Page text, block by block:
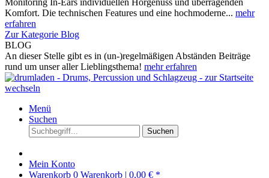
Monitoring In-Ears individuellen Hörgenuss und überragenden
Komfort. Die technischen Features und eine hochmoderne... mehr
erfahren
Zur Kategorie Blog
BLOG
An dieser Stelle gibt es in (un-)regelmäßigen Abständen Beiträge
rund um unser aller Lieblingsthema! mehr erfahren
Menü
Suchen
Suchen
Mein Konto
Warenkorb 0 Warenkorb | 0,00 € *